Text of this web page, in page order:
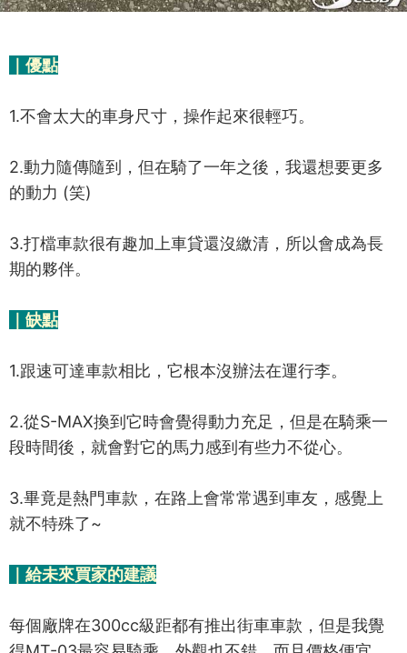
｜優點
1.不會太大的車身尺寸，操作起來很輕巧。
2.動力隨傳隨到，但在騎了一年之後，我還想要更多
的動力 (笑)
3.打檔車款很有趣加上車貸還沒繳清，所以會成為長
期的夥伴。
｜缺點
1.跟速可達車款相比，它根本沒辦法在運行李。
2.從S-MAX換到它時會覺得動力充足，但是在騎乘一
段時間後，就會對它的馬力感到有些力不從心。
3.畢竟是熱門車款，在路上會常常遇到車友，感覺上
就不特殊了~
｜給未來買家的建議
每個廠牌在300cc級距都有推出街車車款，但是我覺